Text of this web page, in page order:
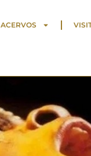
ACERVOS